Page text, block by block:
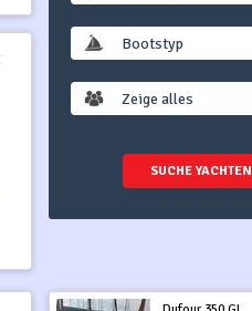
Bootstyp
Zeige alles
SUCHE YACHTEN